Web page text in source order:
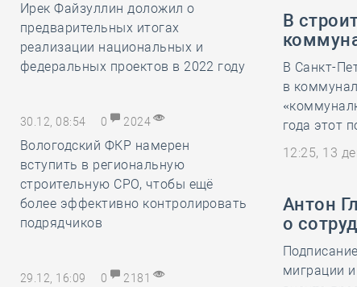
Ирек Файзуллин доложил о
предварительных итогах
реализации национальных и
федеральных проектов в 2022 году
30.12, 08:54 0 2024
Вологодский ФКР намерен
вступить в региональную
строительную СРО, чтобы ещё
более эффективно контролировать
подрядчиков
29.12, 16:09 0 2181
В
В Санкт-
в
года этот
12:25, 13
Антон
о
миграции